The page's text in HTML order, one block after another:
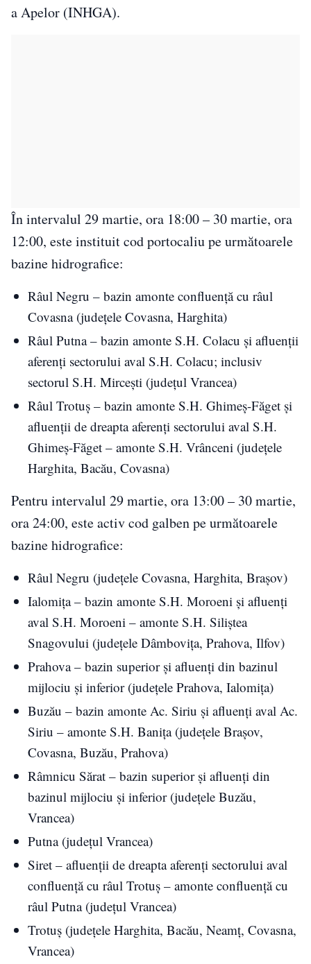
a Apelor (INHGA).
În intervalul 29 martie, ora 18:00 – 30 martie, ora
12:00, este instituit cod portocaliu pe următoarele
bazine hidrografice:
Râul Negru – bazin amonte confluență cu râul
Covasna (județele Covasna, Harghita)
Râul Putna – bazin amonte S.H. Colacu și afluenții
aferenți sectorului aval S.H. Colacu; inclusiv
sectorul S.H. Mircești (județul Vrancea)
Râul Trotuș – bazin amonte S.H. Ghimeș-Făget și
afluenții de dreapta aferenți sectorului aval S.H.
Ghimeș-Făget – amonte S.H. Vrânceni (județele
Harghita, Bacău, Covasna)
Pentru intervalul 29 martie, ora 13:00 – 30 martie,
ora 24:00, este activ cod galben pe următoarele
bazine hidrografice:
Râul Negru (județele Covasna, Harghita, Brașov)
Ialomița – bazin amonte S.H. Moroeni și afluenți
aval S.H. Moroeni – amonte S.H. Siliștea
Snagovului (județele Dâmbovița, Prahova, Ilfov)
Prahova – bazin superior și afluenți din bazinul
mijlociu și inferior (județele Prahova, Ialomița)
Buzău – bazin amonte Ac. Siriu și afluenți aval Ac.
Siriu – amonte S.H. Banița (județele Brașov,
Covasna, Buzău, Prahova)
Râmnicu Sărat – bazin superior și afluenți din
bazinul mijlociu și inferior (județele Buzău,
Vrancea)
Putna (județul Vrancea)
Siret – afluenții de dreapta aferenți sectorului aval
confluență cu râul Trotuș – amonte confluență cu
râul Putna (județul Vrancea)
Trotuș (județele Harghita, Bacău, Neamț, Covasna,
Vrancea)